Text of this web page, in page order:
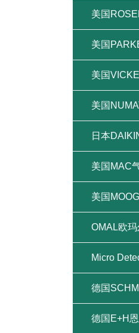
美国
美国
美国
美国
日本
美国MAC
美国
OMAL欧玛
Micro
德国
德国E+H